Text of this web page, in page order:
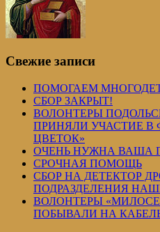
Свежие записи
ПОМОГАЕМ
СБОР ЗАКРЫТ!
ВОЛОНТЕРЫ
ПРИНЯЛИ УЧАСТИЕ В
ЦВЕТОК»
ОЧЕНЬ НУЖНА ВАША
СРОЧНАЯ ПОМОЩЬ
СБОР НА ДЕТЕКТОР
ПОДРАЗДЕЛЕНИЯ
ВОЛОНТЕРЫ
ПОБЫВАЛИ НА